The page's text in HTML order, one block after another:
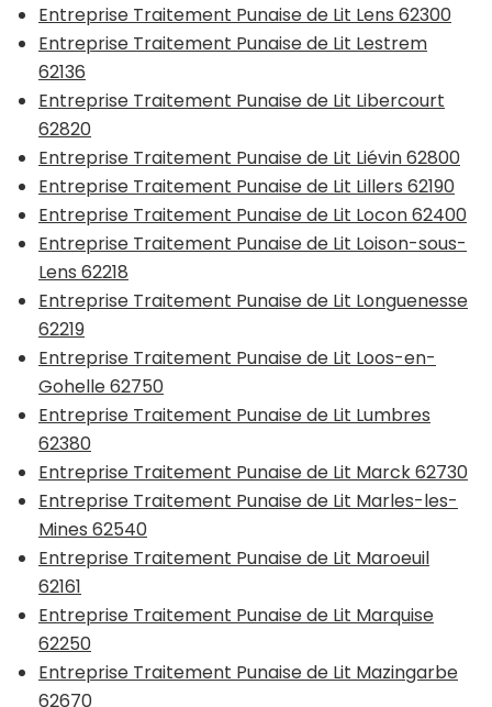
Entreprise Traitement Punaise de Lit Lens 62300
Entreprise Traitement Punaise de Lit Lestrem
62136
Entreprise Traitement Punaise de Lit Libercourt
62820
Entreprise Traitement Punaise de Lit Liévin 62800
Entreprise Traitement Punaise de Lit Lillers 62190
Entreprise Traitement Punaise de Lit Locon 62400
Entreprise Traitement Punaise de Lit Loison-sous-
Lens 62218
Entreprise Traitement Punaise de Lit Longuenesse
62219
Entreprise Traitement Punaise de Lit Loos-en-
Gohelle 62750
Entreprise Traitement Punaise de Lit Lumbres
62380
Entreprise Traitement Punaise de Lit Marck 62730
Entreprise Traitement Punaise de Lit Marles-les-
Mines 62540
Entreprise Traitement Punaise de Lit Maroeuil
62161
Entreprise Traitement Punaise de Lit Marquise
62250
Entreprise Traitement Punaise de Lit Mazingarbe
62670